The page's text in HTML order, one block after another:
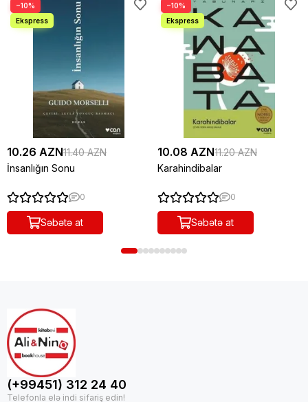
−10%
10.26 AZN11.40 AZN
İnsanlığın Sonu
0
Səbətə at
−10%
10.08 AZN11.20 AZN
Karahindibalar
0
Səbətə at
(+99451) 312 24 40